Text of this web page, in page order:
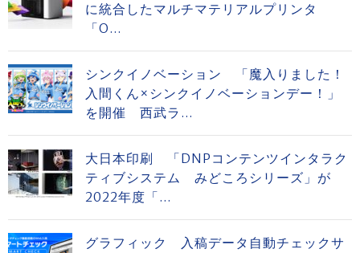
に統合したマルチマテリアルプリンタ
「O...
シンクイノベーション 「魔入りました！
入間くん×シンクイノベーションデー！」
を開催 西武ラ...
大日本印刷 「DNPコンテンツインタラク
ティブシステム みどころシリーズ」が
2022年度「...
グラフィック 入稿データ自動チェックサ